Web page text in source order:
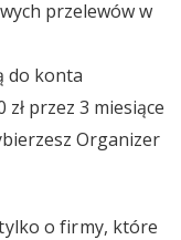
przelewów w
do konta
przez 3 miesiące
Organizer
o firmy, które